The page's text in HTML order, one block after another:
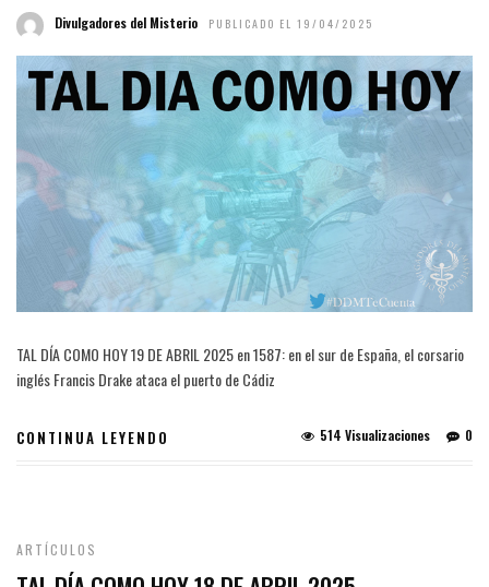
Divulgadores del Misterio PUBLICADO EL 19/04/2025
TAL DÍA COMO HOY 19 DE ABRIL 2025 en 1587: en el sur de España, el corsario
inglés Francis Drake ataca el puerto de Cádiz
CONTINUA LEYENDO 0
514 Visualizaciones
ARTÍCULOS